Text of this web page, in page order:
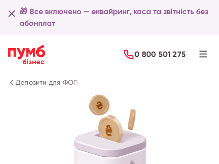
🎁 Все включено — еквайринг, каса та звітність без
абонплат
0 800 501 275
Депозити для ФОП